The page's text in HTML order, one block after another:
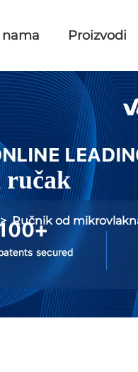
nama Proizvodi
ručak
Ručnik od